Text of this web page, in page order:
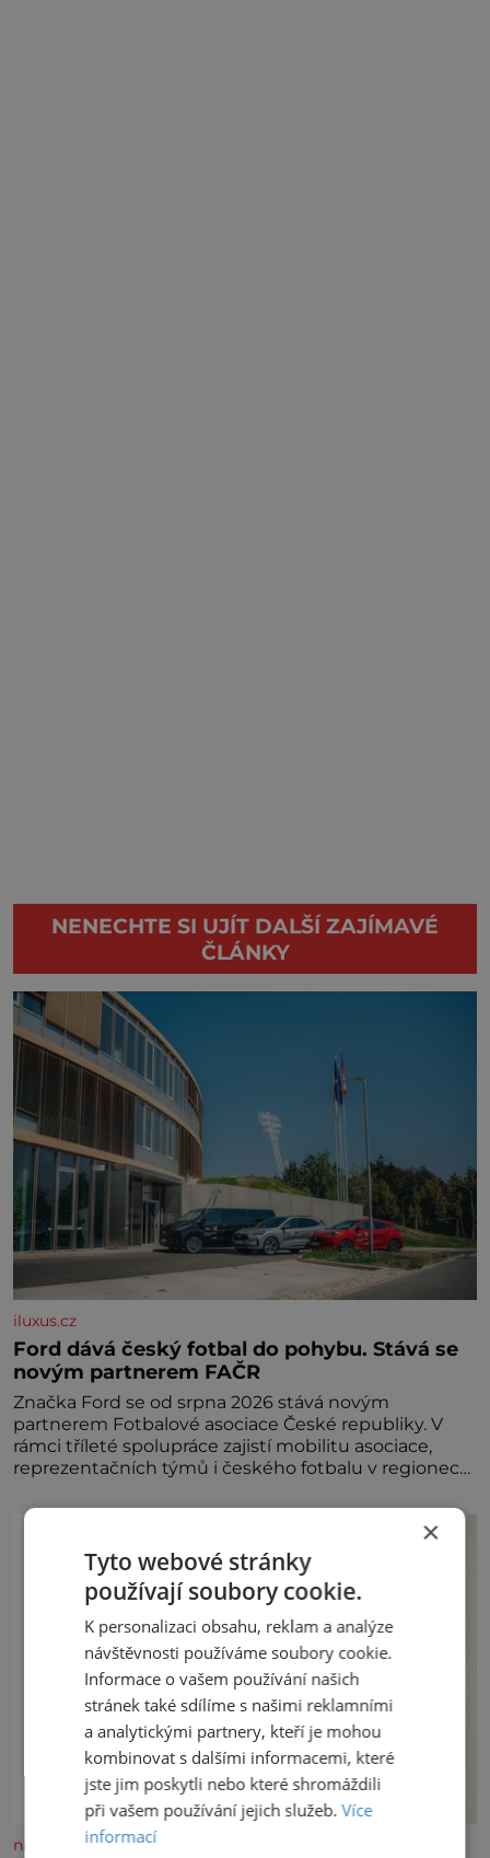
NENECHTE SI UJÍT DALŠÍ ZAJÍMAVÉ
ČLÁNKY
iluxus.cz
Ford dává český fotbal do pohybu. Stává se
novým partnerem FAČR
Značka Ford se od srpna 2026 stává novým
partnerem Fotbalové asociace České republiky. V
rámci tříleté spolupráce zajistí mobilitu asociace,
reprezentačních týmů i českého fotbalu v regionech.
nasehvezdy.cz
×
Tyto webové stránky
používají soubory cookie.
K personalizaci obsahu, reklam a analýze
návštěvnosti používáme soubory cookie.
Informace o vašem používání našich
stránek také sdílíme s našimi reklamními
a analytickými partnery, kteří je mohou
kombinovat s dalšími informacemi, které
jste jim poskytli nebo které shromáždili
při vašem používání jejich služeb.Více
informací